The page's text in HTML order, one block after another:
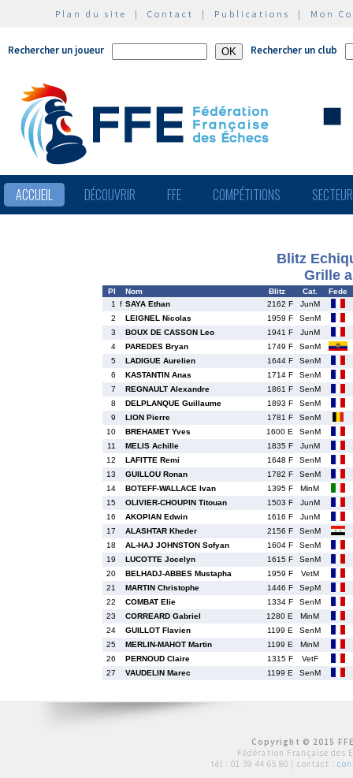
Plan du site | Contact | Publications | Mon
Rechercher un joueur Rechercher un club
ACCUEIL DÉCOUVRIR FFE COMPÉTITIONS
Blitz
Grille
Pl Nom Blitz Cat.
Fede
1
f SAYA Ethan 2162 F
JunM
2
LEIGNEL Nicolas 1959 F
SenM
3
BOUX DE CASSON Leo 1941 F
JunM
4
PAREDES Bryan 1749 F
SenM
5
LADIGUE Aurelien 1644 F
SenM
6
KASTANTIN Anas 1714 F
SenM
7
REGNAULT Alexandre 1861 F
SenM
8
DELPLANQUE Guillaume 1893 F
SenM
9
LION Pierre 1781 F
SenM
10
BREHAMET Yves 1600 E
SenM
11
MELIS Achille 1835 F
JunM
12
LAFITTE Remi 1648 F
SenM
13
GUILLOU Ronan 1782 F
SenM
14
BOTEFF-WALLACE Ivan 1395 F
MinM
15
OLIVIER-CHOUPIN Titouan 1503 F
JunM
16
AKOPIAN Edwin 1616 F
JunM
17
ALASHTAR Kheder 2156 F
SenM
18
AL-HAJ JOHNSTON Sofyan 1604 F
SenM
19
LUCOTTE Jocelyn 1615 F
SenM
20
BELHADJ-ABBES Mustapha 1959 F
VetM
21
MARTIN Christophe 1446 F
SepM
22
COMBAT Elie 1334 F
SenM
23
CORREARD Gabriel 1280 E
MinM
24
GUILLOT Flavien 1199 E
SenM
25
MERLIN-MAHOT Martin 1199 E
MinM
26
PERNOUD Claire 1315 F
VetF
27
VAUDELIN Marec 1199 E SenM
Copyright © 2015
Fédération Française des
tél : 01 39 44 65 80 | contact :